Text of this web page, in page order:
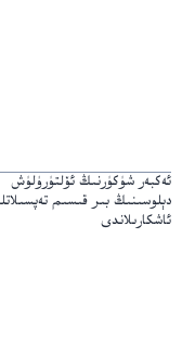
ئەكبەر شۈكۈرنىڭ ئۆلتۈرۈلۈش
دېلوسىنىڭ بىر قىسىم
ئاشكارىلاندى